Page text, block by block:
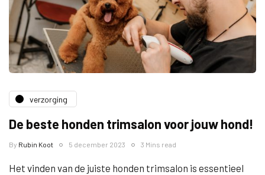
verzorging
De beste honden trimsalon voor jouw hond!
By Rubin Koot 5 december 2023 3 Mins read
Het vinden van de juiste honden trimsalon is essentieel